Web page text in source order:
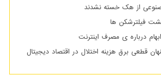
از هک خسته نشدند
فیلترشکن ها
درباره ی مصرف اینترنت
قطعی برق هزینه اختلال در اقتصاد دیجیتال